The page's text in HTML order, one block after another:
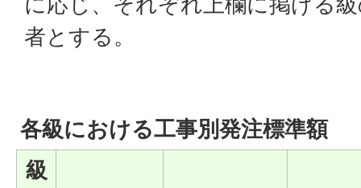
者とする。
各級における工事別発注標準額
級